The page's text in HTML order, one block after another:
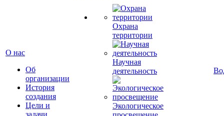
О нас
Об
организации
История
создания
Цели и
задачи
Охрана
территории
Научная
деятельность
Экологическое